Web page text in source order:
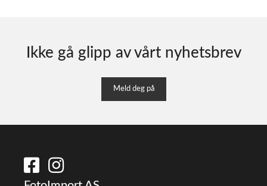
Ikke gå glipp av vårt nyhetsbrev
Meld deg på